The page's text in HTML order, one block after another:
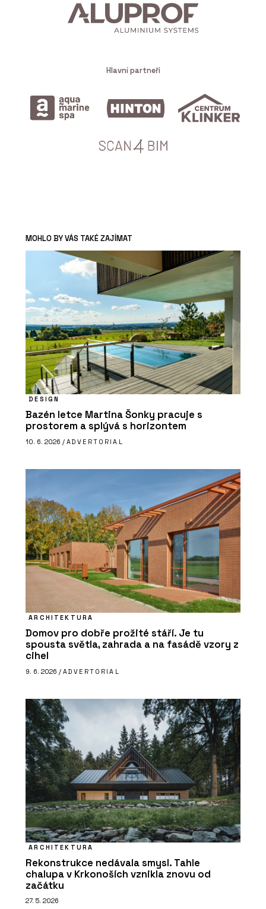
Hlavní partneři
MOHLO BY VÁS TAKÉ ZAJÍMAT
DESIGN
Bazén letce Martina Šonky pracuje s
prostorem a splývá s horizontem
10. 6. 2026 / ADVERTORIAL
ARCHITEKTURA
Domov pro dobře prožité stáří. Je tu
spousta světla, zahrada a na fasádě vzory z
cihel
9. 6. 2026 / ADVERTORIAL
ARCHITEKTURA
Rekonstrukce nedávala smysl. Tahle
chalupa v Krkonoších vznikla znovu od
začátku
27. 5. 2026